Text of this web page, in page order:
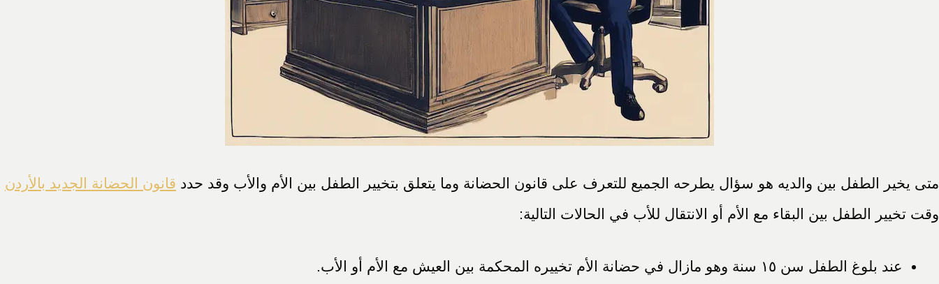
متى يخير الطفل بين والديه هو سؤال يطرحه الجميع للتعرف على قانون الحضانة وما يتعلق بتخيير الطفل بين الأم والأب وقد حدد قانون الحضانة الجديد بالأردن
وقت تخيير الطفل بين البقاء مع الأم أو الانتقال للأب في الحالات التالية:
عند بلوغ الطفل سن ١٥ سنة وهو مازال في حضانة الأم تخييره المحكمة بين العيش مع الأم أو الأب.